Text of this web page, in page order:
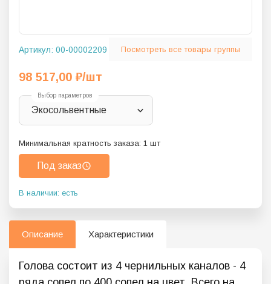
Артикул: 00-00002209 Посмотреть все товары группы
98 517,00 ₽/шт
Выбор параметров
Экосольвентные
Минимальная кратность заказа: 1 шт
Под заказ
В наличии: есть
Описание Характеристики
Голова состоит из 4 чернильных каналов - 4